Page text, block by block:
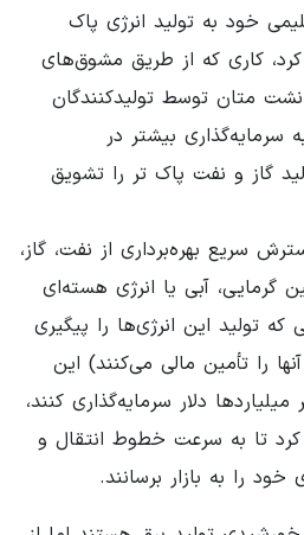
خود به تولید انرژی پاک
کاری که از طریق مشوق‌های
متان توسط تولیدکنندگان
سرمایه‌گذاری بیشتر در
گاز و نفت پاک تر را تشویق
سریع بهره‌برداری از نفت، گاز،
گرمایی، آبی یا انرژی هسته‌ای
تولید این انرژی‌ها را پیگیری
را تأمین مالی می‌کنند) این
دلار سرمایه‌گذاری کنند،
تا به سرعت خطوط انتقال و
را به بازار برسانند.